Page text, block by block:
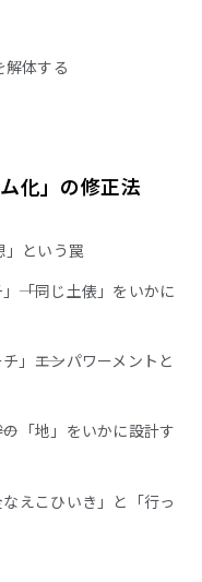
体する
化」の修正法
」という罠
――「同じ土俵」をいかに
――エンパワーメントと
の「地」をいかに設計す
なえこひいき」と「行っ